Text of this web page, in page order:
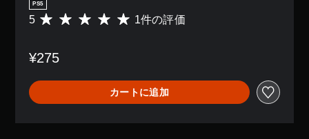
PS5
評
は
、
平
均
5 1件の評価
¥275
カートに追加